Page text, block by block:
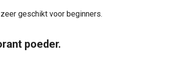
geschikt voor beginners.
poeder.